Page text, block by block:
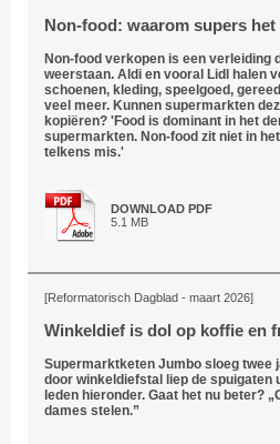
Non-food: waarom supers
Non-food verkopen is een
weerstaan. Aldi en vooral Lidl halen
schoenen, kleding, speelgoed,
veel meer. Kunnen supermarkten
kopiëren? 'Food is dominant in het
supermarkten. Non-food zit niet in
telkens mis.'
DOWNLOAD PDF
5.1 MB
[Reformatorisch Dagblad - maart 2026]
Winkeldief is dol op koffie en
Supermarktketen Jumbo sloeg twee
door winkeldiefstal liep de spuigaten
leden hieronder. Gaat het nu beter?
dames stelen.”